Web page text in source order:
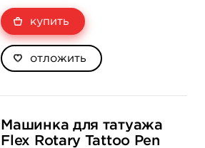
купить
отложить
Машинка для татуажа
Flex Rotary Tattoo Pen